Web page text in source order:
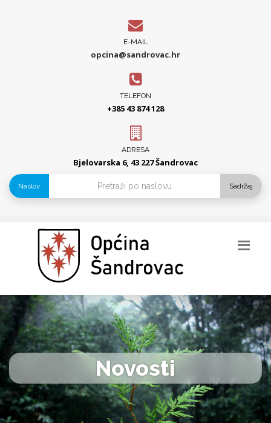
E-MAIL
opcina@sandrovac.hr
TELEFON
+385 43 874 128
ADRESA
Bjelovarska 6, 43 227 Šandrovac
Naslov Sadržaj
Novosti